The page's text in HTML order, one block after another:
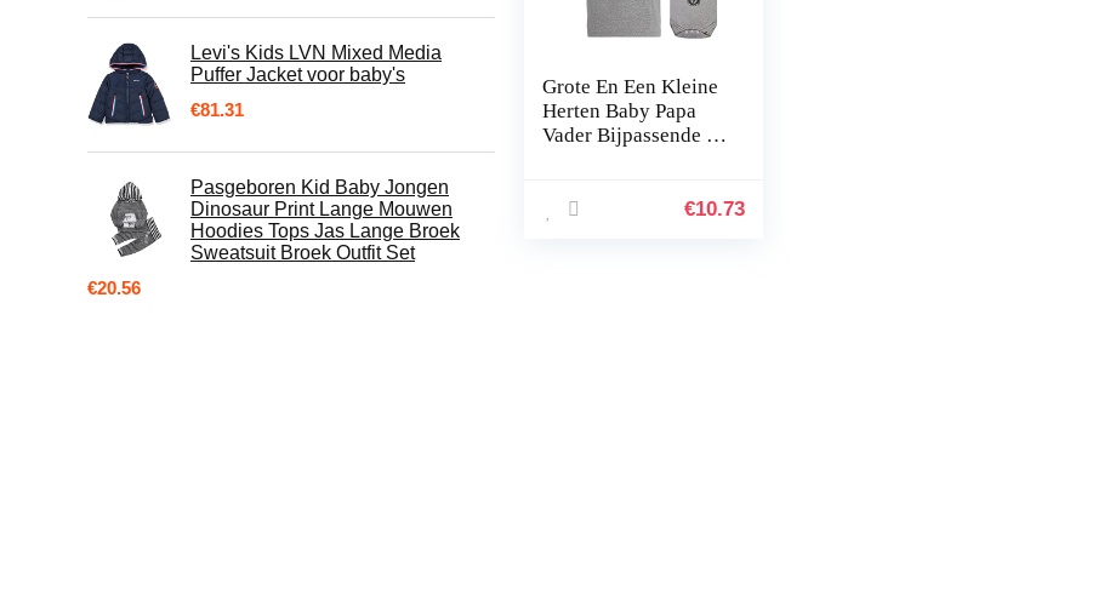
Levi's Kids LVN Mixed Media
Puffer Jacket voor baby's
€81.31
Pasgeboren Kid Baby Jongen
Dinosaur Print Lange Mouwen
Hoodies Tops Jas Lange Broek
Sweatsuit Broek Outfit Set
€20.56
Grote En Een Kleine
Herten Baby Papa
Vader Bijpassende T-
€10.73